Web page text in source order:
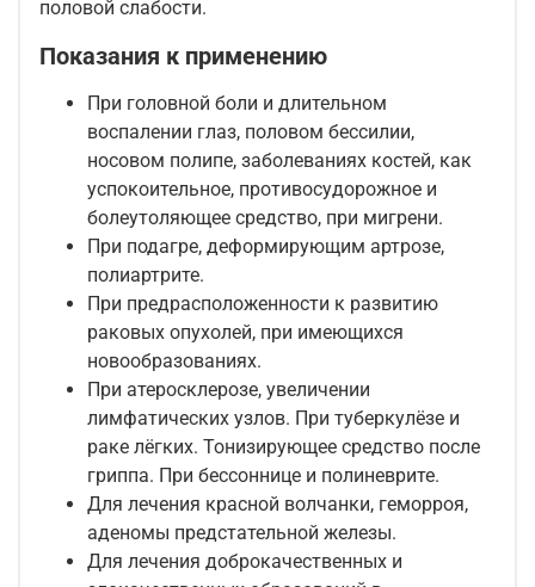
половой слабости.
Показания к применению
При головной боли и длительном
воспалении глаз, половом бессилии,
носовом полипе, заболеваниях костей, как
успокоительное, противосудорожное и
болеутоляющее средство, при мигрени.
При подагре, деформирующим артрозе,
полиартрите.
При предрасположенности к развитию
раковых опухолей, при имеющихся
новообразованиях.
При атеросклерозе, увеличении
лимфатических узлов. При туберкулёзе и
раке лёгких. Тонизирующее средство после
гриппа. При бессоннице и полиневрите.
Для лечения красной волчанки, геморроя,
аденомы предстательной железы.
Для лечения доброкачественных и